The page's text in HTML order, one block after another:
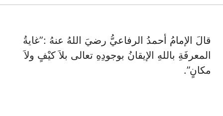
قالَ الإمامُ أحمدُ الرفاعيُّ رضيَ اللهُ عنهُ :”غايةُ
المعرفَةِ باللهِ الإيقانُ بوجودِهِ تعالى بلاَ كيْفٍ ولاَ
مكانٍ”.